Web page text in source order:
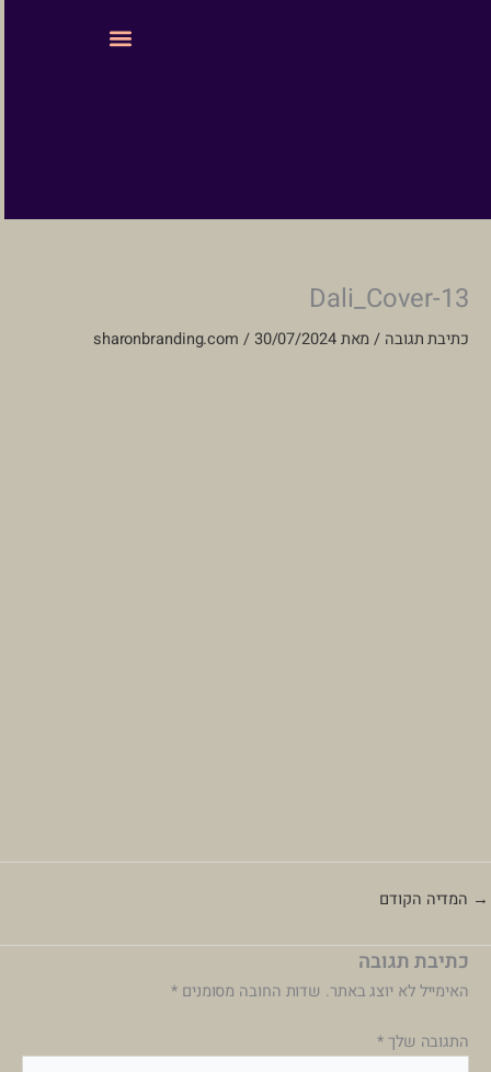
Dali_Cover-13
כתיבת תגובה / מאת sharonbranding.com /30/07/2024
→ המדיה הקודם
כתיבת תגובה
האימייל לא יוצג באתר. שדות החובה מסומנים *
התגובה שלך*